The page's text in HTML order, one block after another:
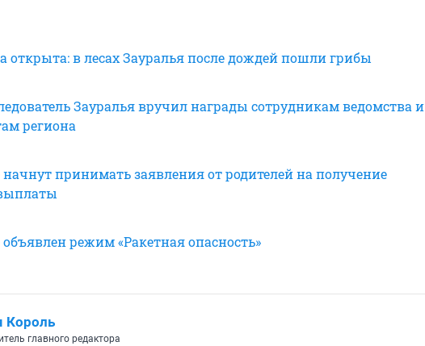
открыта: в лесах Зауралья после дождей пошли грибы
Зауралья вручил награды сотрудникам ведомства и
региона
начнут принимать заявления от родителей на получение
объявлен режим «Ракетная опасность»
Король
главного редактора